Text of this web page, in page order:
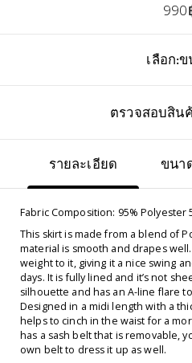
990
เลือก:
ตรวจสอบสิน
รายละเอียด ขนา
Fabric Composition: 95% Polyester
This skirt is made from a blend of
material is smooth and drapes
weight to it, giving it a nice swing
days. It is fully lined and it’s not
silhouette and has an A-line flare
Designed in a midi length with a
helps to cinch in the waist for a
has a sash belt that is removable,
own belt to dress it up as well.